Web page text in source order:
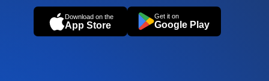
Download on the
App Store
Get it on
Google Play